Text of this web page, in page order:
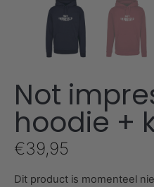
Not
hoodie +
€39,95
Dit product is momenteel